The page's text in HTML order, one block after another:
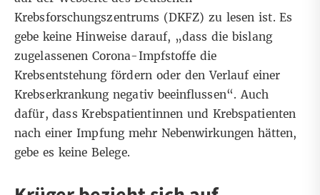
Krebsforschungszentrums (DKFZ) zu lesen ist. Es
gebe keine Hinweise darauf, „dass die bislang
zugelassenen Corona-Impfstoffe die
Krebsentstehung fördern oder den Verlauf einer
Krebserkrankung negativ beeinflussen“. Auch
dafür, dass Krebspatientinnen und Krebspatienten
nach einer Impfung mehr Nebenwirkungen hätten,
gebe es keine Belege.